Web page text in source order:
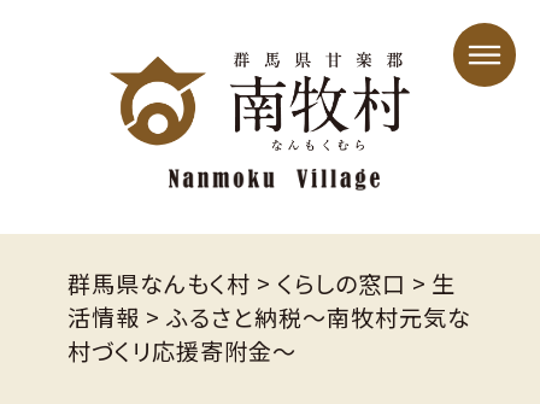
群馬県なんもく村 > くらしの窓口 > 生
活情報 >ふるさと納税～南牧村元気な
村づくリ応援寄附金～